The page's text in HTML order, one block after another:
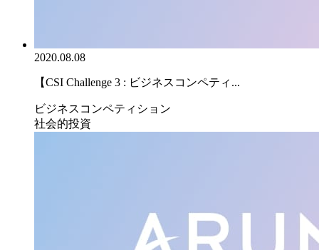
2020.08.08
【CSI Challenge 3 : ビジネスコンペティ...
ビジネスコンペティション
社会的投資